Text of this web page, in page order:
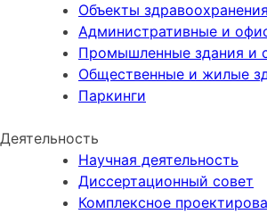
Объекты здравоохранения
Административные и
Промышленные здания и
Общественные и жилые
Паркинги
Деятельность
Научная деятельность
Диссертационный совет
Комплексное